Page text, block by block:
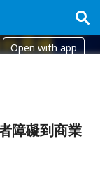
Open with app
障礙到商業